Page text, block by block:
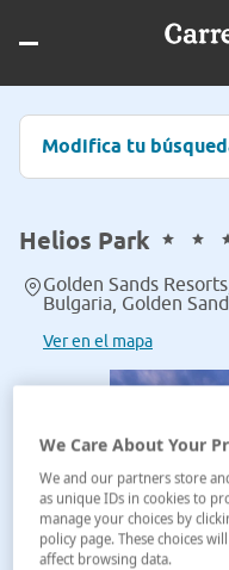
Modifica tu
Helios Park
Golden Sands
Bulgaria, Golden
Ver en el mapa
We Care About Your
We and our partners store
as unique IDs in cookies to
manage your choices by
policy page. These choices
affect browsing data.